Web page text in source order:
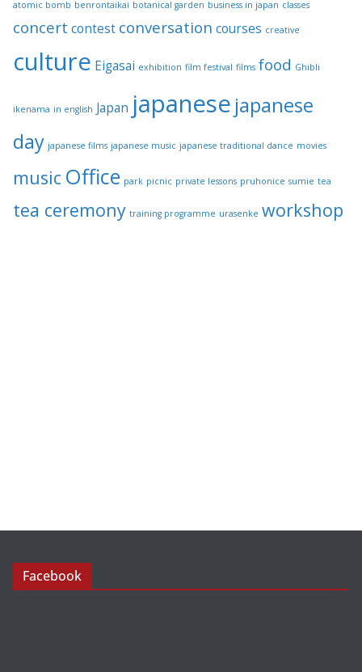
atomic bomb benrontaikai botanical garden business in japan classes
concert contest conversation courses creative
culture Eigasai exhibition film festival films food Ghibli
ikenama in english Japan japanese japanese
day japanese films japanese music japanese traditional dance movies
music Office park picnic private lessons pruhonice sumie tea
tea ceremony training programme urasenke workshop
Facebook